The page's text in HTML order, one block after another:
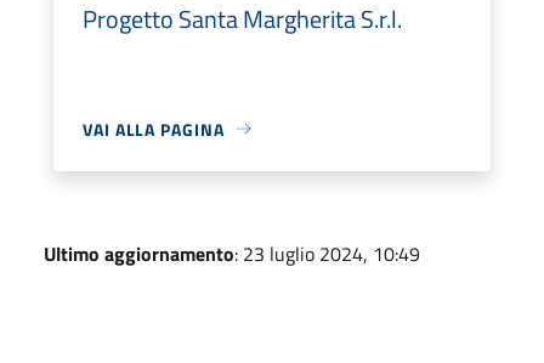
Progetto Santa Margherita S.r.l.
VAI ALLA PAGINA
Ultimo aggiornamento: 23 luglio 2024, 10:49